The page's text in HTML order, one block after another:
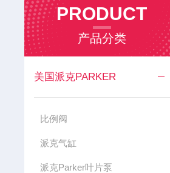
PRODUCT
产品分类
美国派克PARKER
比例阀
派克气缸
派克Parker叶片泵